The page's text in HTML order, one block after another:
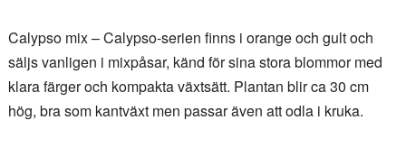
Calypso mix – Calypso-serien finns i orange och gult och
säljs vanligen i mixpåsar, känd för sina stora blommor med
klara färger och kompakta växtsätt. Plantan blir ca 30 cm
hög, bra som kantväxt men passar även att odla i kruka.